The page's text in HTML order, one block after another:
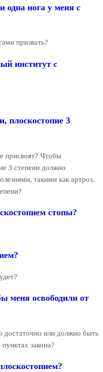
одна нога у меня с
призвать?
институт с
плоскостопие 3
присвоят? Чтобы
3 степени должно
такими как артроз,
стопы?
меня освободили от
достаточно или должно быть
закона?